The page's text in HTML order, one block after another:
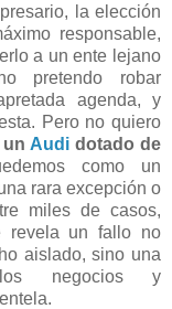
la elección
responsable,
a un ente lejano
pretendo robar
agenda, y
Pero no quiero
un Audi dotado de
como un
rara excepción o
miles de casos,
revela un fallo no
aislado, sino una
negocios y